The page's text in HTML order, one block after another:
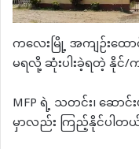
ကလေးမြို့ အကျဉ်းထ
မရလို့ ဆုံးပါးခဲ့ရတဲ့ နိုင်/က
MFP ရဲ့ သတင်း၊ ဆေ
မှာလည်း ကြည့်နိုင်ပါတ